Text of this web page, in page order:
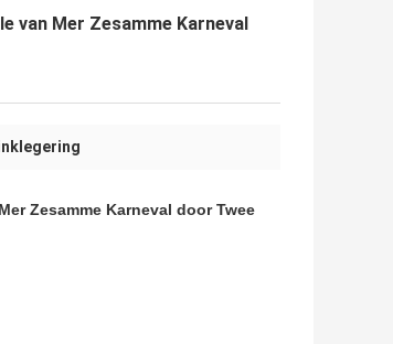
van Mer Zesamme Karneval
Zesamme Karneval door Twee